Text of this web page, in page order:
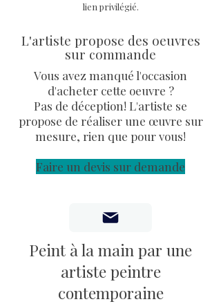
lien privilégié.
L'artiste propose des oeuvres
sur commande
Vous avez manqué l'occasion
d'acheter cette oeuvre ?
Pas de déception! L'artiste se
propose de réaliser une œuvre sur
mesure, rien que pour vous!
Faire un devis sur demande
Peint à la main par une
artiste peintre
contemporaine